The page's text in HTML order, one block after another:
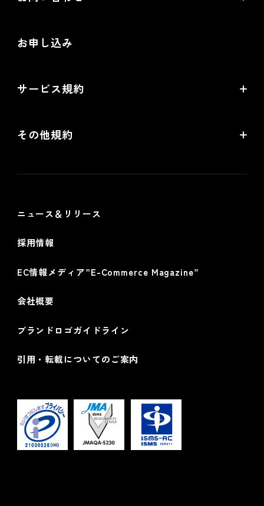
導入検討Webミーティング
お申し込み
サービス規約
futureshop omni-channelサービス規約
その他規約
ニュース＆リリース
採用情報
EC情報メディア”E-Commerce Magazine”
会社概要
ブランドロゴガイドライン
引用・転載についてのご案内